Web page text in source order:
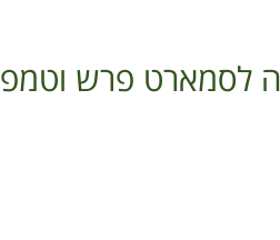
פרש